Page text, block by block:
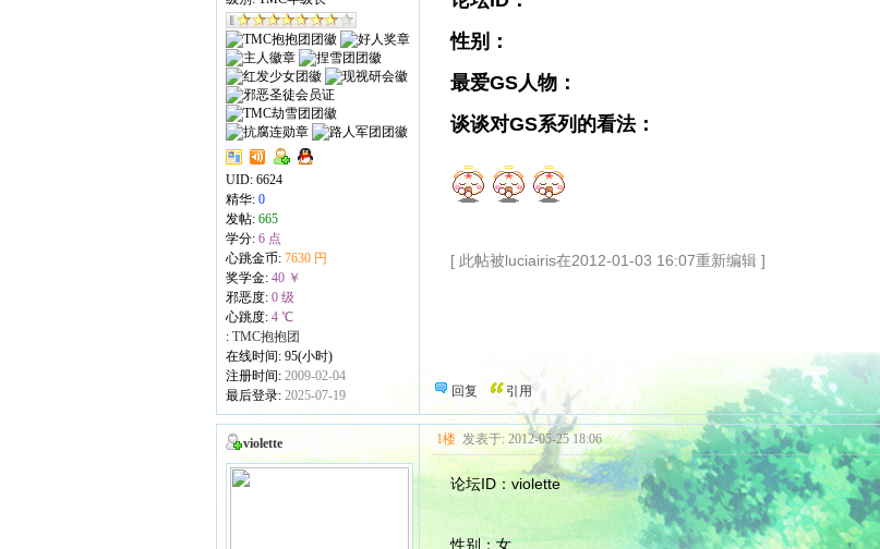
UID: 6624
精华: 0
发帖: 665
学分: 6 点
心跳金币: 7630 円
奖学金: 40 ￥
邪恶度: 0 级
心跳度: 4 ℃
: TMC抱抱团
在线时间: 95(小时)
注册时间: 2009-02-04
最后登录: 2025-07-19
性别：
最爱GS人物：
谈谈对GS系列的看法：
[ 此帖被luciairis在2012-01-03 16:07重新编辑 ]
回复 引用
violette 1楼 发表于: 2012-05-25 18:06
论坛ID：violette
性别：女